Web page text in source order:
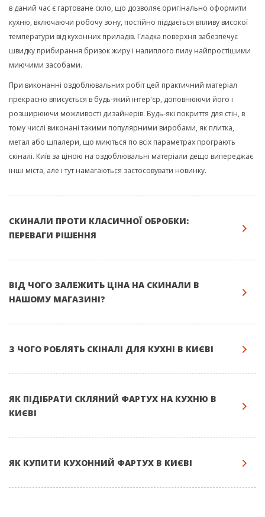
в даний час є гартоване скло, що дозволяє оригінально оформити
кухню, включаючи робочу зону, постійно піддається впливу високої
температури від кухонних приладів. Гладка поверхня забезпечує
швидку прибирання бризок жиру і налиплого пилу найпростішими
миючими засобами.
При виконанні оздоблювальних робіт цей практичний матеріал
прекрасно вписується в будь-який інтер'єр, доповнюючи його і
розширюючи можливості дизайнерів. Будь-які покриття для стін, в
тому числі виконані такими популярними виробами, як плитка,
метал або шпалери, що миються по всіх параметрах програють
скіналі. Київ за ціною на оздоблювальні матеріали дещо випереджає
інші міста, але і тут намагаються застосовувати новинку.
СКИНАЛИ ПРОТИ КЛАСИЧНОЇ ОБРОБКИ:
ПЕРЕВАГИ РІШЕННЯ
ВІД ЧОГО ЗАЛЕЖИТЬ ЦІНА НА СКИНАЛИ В
НАШОМУ МАГАЗИНІ?
З ЧОГО РОБЛЯТЬ СКІНАЛІ ДЛЯ КУХНІ В КИЄВІ
ЯК ПІДІБРАТИ СКЛЯНИЙ ФАРТУХ НА КУХНЮ В
КИЄВІ
ЯК КУПИТИ КУХОННИЙ ФАРТУХ В КИЄВІ